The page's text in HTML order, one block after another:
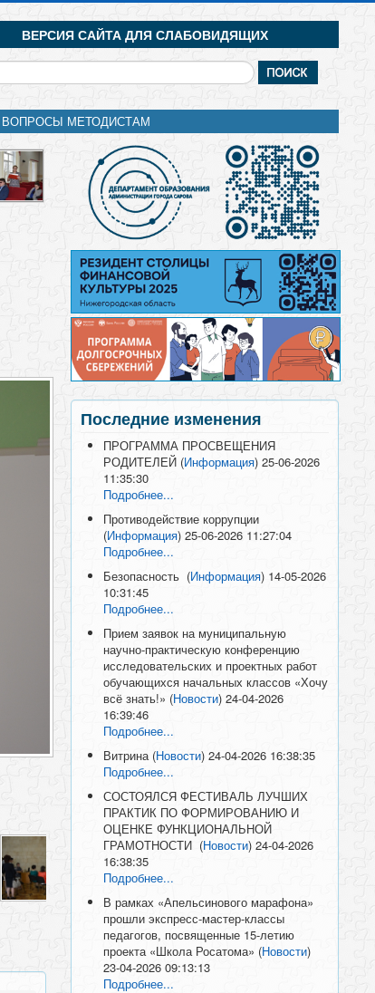
ВЕРСИЯ САЙТА ДЛЯ СЛАБОВИДЯЩИХ
ВОПРОСЫ МЕТОДИСТАМ
Последние изменения
ПРОГРАММА ПРОСВЕЩЕНИЯ
РОДИТЕЛЕЙ (Информация)25-06-2026
11:35:30
Подробнее...
Противодействие коррупции
(Информация)25-06-2026 11:27:04
Подробнее...
Безопасность (Информация) 14-05-2026
10:31:45
Подробнее...
Прием заявок на муниципальную
научно-практическую конференцию
исследовательских и проектных работ
обучающихся начальных классов «Хочу
всё знать!» (Новости)24-04-2026
16:39:46
Подробнее...
Витрина (Новости)24-04-2026 16:38:35
Подробнее...
СОСТОЯЛСЯ ФЕСТИВАЛЬ ЛУЧШИХ
ПРАКТИК ПО ФОРМИРОВАНИЮ И
ОЦЕНКЕ ФУНКЦИОНАЛЬНОЙ
ГРАМОТНОСТИ (Новости)24-04-2026
16:38:35
Подробнее...
В рамках «Апельсинового марафона»
прошли экспресс-мастер-классы
педагогов, посвященные 15-летию
проекта «Школа Росатома» (Новости)
23-04-2026 09:13:13
Подробнее...